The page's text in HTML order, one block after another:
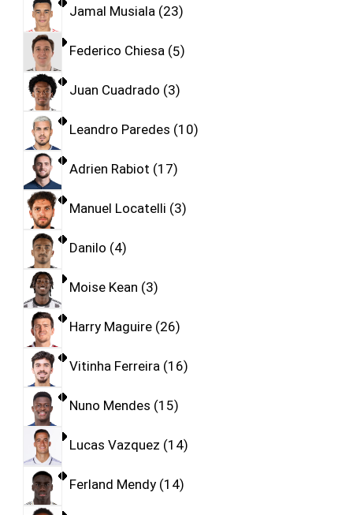
Jamal Musiala 23
Federico Chiesa 5
Juan Cuadrado 3
Leandro Paredes 10
Adrien Rabiot 17
Manuel Locatelli 3
Danilo 4
Moise Kean 3
Harry Maguire 26
Vitinha Ferreira 16
Nuno Mendes 15
Lucas Vazquez 14
Ferland Mendy 14